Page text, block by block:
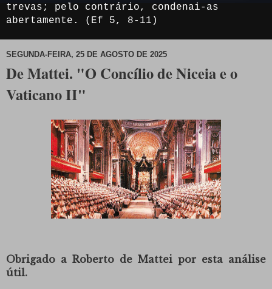
trevas; pelo contrário, condenai-as
abertamente. (Ef 5, 8-11)
SEGUNDA-FEIRA, 25 DE AGOSTO DE 2025
De Mattei. "O Concílio de Niceia e o
Vaticano II"
Obrigado a Roberto de Mattei por esta análise
útil.